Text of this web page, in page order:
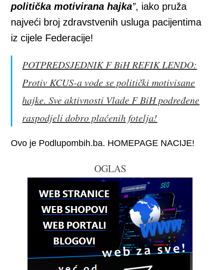
politička motivirana hajka”, iako pruža
najveći broj zdravstvenih usluga pacijentima
iz cijele Federacije!
POTPREDSJEDNIK F BiH REFIK LENDO:
Protiv KCUS-a vode se politički motivisane
hajke. Sve aktivnosti Vlade F BiH podređene
raspodjeli dobro plaćenih fotelja!
Ovo je Podlupombih.ba. HOMEPAGE NACIJE!
OGLAS